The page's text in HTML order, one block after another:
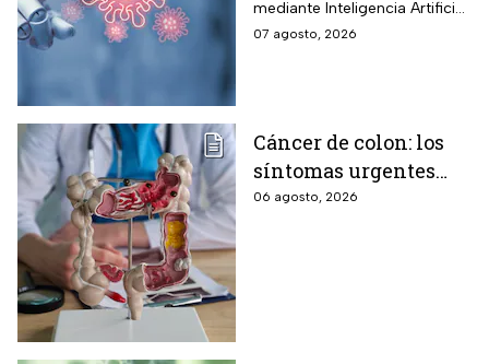
los humanos?
mediante Inteligencia Artificial
pero se han encendido las
07 agosto, 2026
Cáncer de colon: los
síntomas urgentes
que te advierten que
06 agosto, 2026